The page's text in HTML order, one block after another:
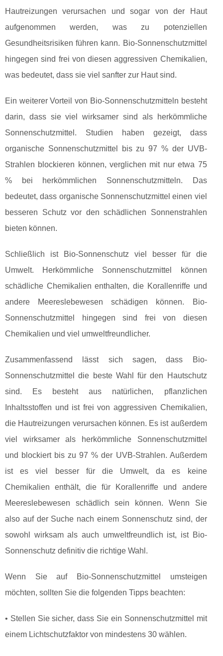
Hautreizungen verursachen und sogar von der Haut
aufgenommen werden, was zu potenziellen
Gesundheitsrisiken führen kann. Bio-Sonnenschutzmittel
hingegen sind frei von diesen aggressiven Chemikalien,
was bedeutet, dass sie viel sanfter zur Haut sind.
Ein weiterer Vorteil von Bio-Sonnenschutzmitteln besteht
darin, dass sie viel wirksamer sind als herkömmliche
Sonnenschutzmittel. Studien haben gezeigt, dass
organische Sonnenschutzmittel bis zu 97 % der UVB-
Strahlen blockieren können, verglichen mit nur etwa 75
% bei herkömmlichen Sonnenschutzmitteln. Das
bedeutet, dass organische Sonnenschutzmittel einen viel
besseren Schutz vor den schädlichen Sonnenstrahlen
bieten können.
Schließlich ist Bio-Sonnenschutz viel besser für die
Umwelt. Herkömmliche Sonnenschutzmittel können
schädliche Chemikalien enthalten, die Korallenriffe und
andere Meereslebewesen schädigen können. Bio-
Sonnenschutzmittel hingegen sind frei von diesen
Chemikalien und viel umweltfreundlicher.
Zusammenfassend lässt sich sagen, dass Bio-
Sonnenschutzmittel die beste Wahl für den Hautschutz
sind. Es besteht aus natürlichen, pflanzlichen
Inhaltsstoffen und ist frei von aggressiven Chemikalien,
die Hautreizungen verursachen können. Es ist außerdem
viel wirksamer als herkömmliche Sonnenschutzmittel
und blockiert bis zu 97 % der UVB-Strahlen. Außerdem
ist es viel besser für die Umwelt, da es keine
Chemikalien enthält, die für Korallenriffe und andere
Meereslebewesen schädlich sein können. Wenn Sie
also auf der Suche nach einem Sonnenschutz sind, der
sowohl wirksam als auch umweltfreundlich ist, ist Bio-
Sonnenschutz definitiv die richtige Wahl.
Wenn Sie auf Bio-Sonnenschutzmittel umsteigen
möchten, sollten Sie die folgenden Tipps beachten:
• Stellen Sie sicher, dass Sie ein Sonnenschutzmittel mit
einem Lichtschutzfaktor von mindestens 30 wählen.